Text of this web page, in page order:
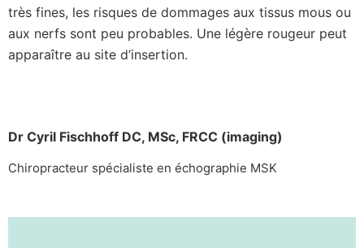
très fines, les risques de dommages aux tissus mous ou
aux nerfs sont peu probables. Une légère rougeur peut
apparaître au site d’insertion.
Dr Cyril Fischhoff DC, MSc, FRCC (imaging)
Chiropracteur spécialiste en échographie MSK